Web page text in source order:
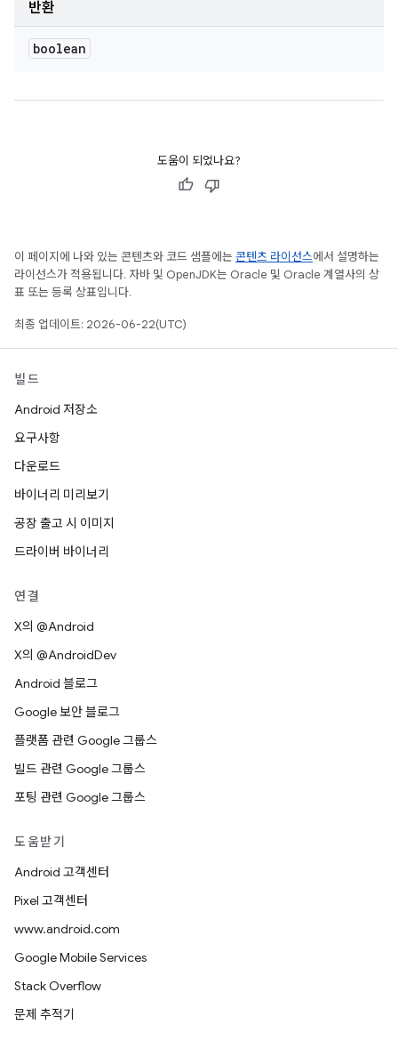
반환
boolean
도움이 되었나요?
이 페이지에 나와 있는 콘텐츠와 코드 샘플에는 콘텐츠 라이선스에서 설명하는
라이선스가 적용됩니다. 자바 및 OpenJDK는 Oracle 및 Oracle 계열사의 상
표 또는 등록 상표입니다.
최종 업데이트: 2026-06-22(UTC)
빌드
Android 저장소
요구사항
다운로드
바이너리 미리보기
공장 출고 시 이미지
드라이버 바이너리
연결
X의 @Android
X의 @AndroidDev
Android 블로그
Google 보안 블로그
플랫폼 관련 Google 그룹스
빌드 관련 Google 그룹스
포팅 관련 Google 그룹스
도움받기
Android 고객센터
Pixel 고객센터
www.android.com
Google Mobile Services
Stack Overflow
문제 추적기